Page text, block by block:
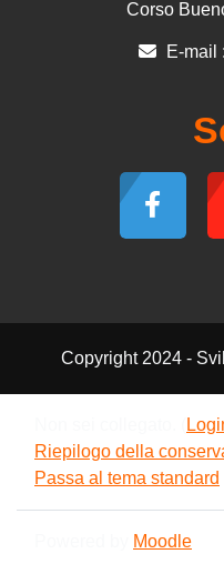
Corso
E-mail :
Copyright 2024 -
Riepilogo della
Passa al tema standard
Moodle